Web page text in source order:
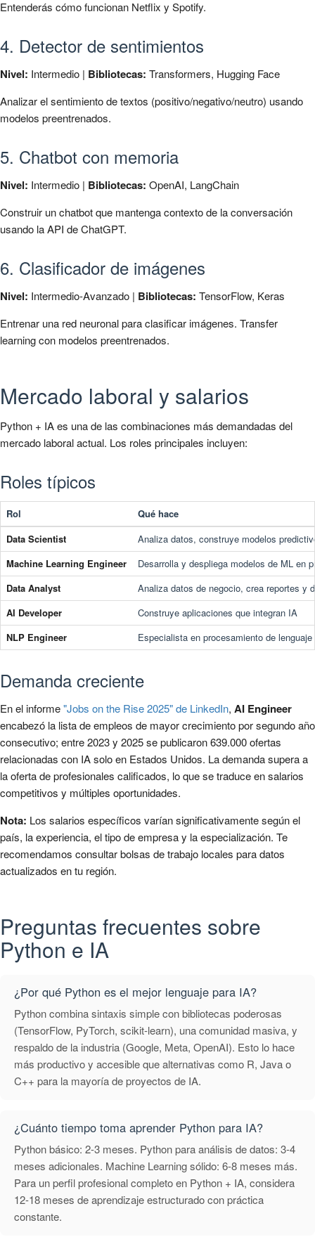
Entenderás cómo funcionan Netflix y Spotify.
4. Detector de sentimientos
Nivel: Intermedio | Bibliotecas: Transformers, Hugging Face
Analizar el sentimiento de textos (positivo/negativo/neutro) usando
modelos preentrenados.
5. Chatbot con memoria
Nivel: Intermedio | Bibliotecas: OpenAI, LangChain
Construir un chatbot que mantenga contexto de la conversación
usando la API de ChatGPT.
6. Clasificador de imágenes
Nivel: Intermedio-Avanzado | Bibliotecas: TensorFlow, Keras
Entrenar una red neuronal para clasificar imágenes. Transfer
learning con modelos preentrenados.
Mercado laboral y salarios
Python + IA es una de las combinaciones más demandadas del
mercado laboral actual. Los roles principales incluyen:
Roles típicos
Rol
Qué hace
Data Scientist
Analiza datos, construye modelos
Machine Learning Engineer
Desarrolla y despliega modelos de ML en
Data Analyst
Analiza datos de negocio, crea reportes y
AI Developer
Construye aplicaciones que integran IA
NLP Engineer
Especialista en procesamiento de lenguaje
Demanda creciente
En el informe"Jobs on the Rise 2025" de LinkedIn, AI Engineer
encabezó la lista de empleos de mayor crecimiento por segundo año
consecutivo; entre 2023 y 2025 se publicaron 639.000 ofertas
relacionadas con IA solo en Estados Unidos. La demanda supera a
la oferta de profesionales calificados, lo que se traduce en salarios
competitivos y múltiples oportunidades.
Nota: Los salarios específicos varían significativamente según el
país, la experiencia, el tipo de empresa y la especialización. Te
recomendamos consultar bolsas de trabajo locales para datos
actualizados en tu región.
Preguntas frecuentes sobre
Python e IA
¿Por qué Python es el mejor lenguaje para IA?
Python combina sintaxis simple con bibliotecas poderosas
(TensorFlow, PyTorch, scikit-learn), una comunidad masiva, y
respaldo de la industria (Google, Meta, OpenAI). Esto lo hace
más productivo y accesible que alternativas como R, Java o
C++ para la mayoría de proyectos de IA.
¿Cuánto tiempo toma aprender Python para IA?
Python básico: 2-3 meses. Python para análisis de datos: 3-4
meses adicionales. Machine Learning sólido: 6-8 meses más.
Para un perfil profesional completo en Python + IA, considera
12-18 meses de aprendizaje estructurado con práctica
constante.